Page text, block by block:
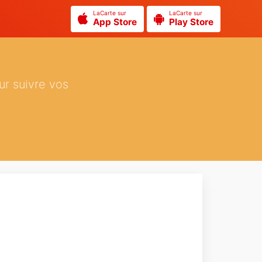
LaCarte sur
App Store
LaCarte sur
Play Store
suivre vos